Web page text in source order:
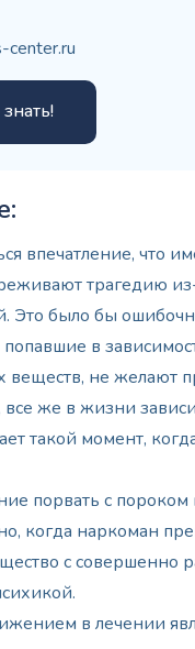
center.ru
впечатление, что
трагедию
Это было бы
в
веществ, не желают
все же в жизни
такой момент,
порвать с
когда наркоман
с совершенно
в лечении